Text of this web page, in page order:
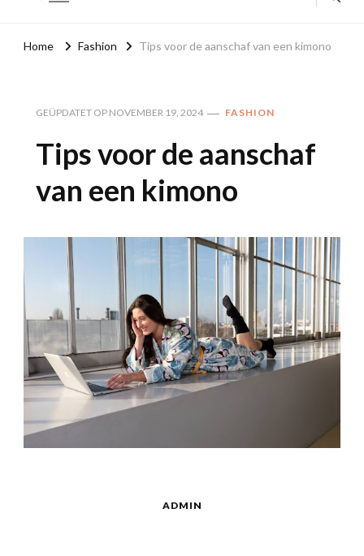
Home Fashion Tips voor de aanschaf van een kimono
GEÜPDATET OP NOVEMBER 19, 2024 FASHION
Tips voor de aanschaf
van een kimono
ADMIN